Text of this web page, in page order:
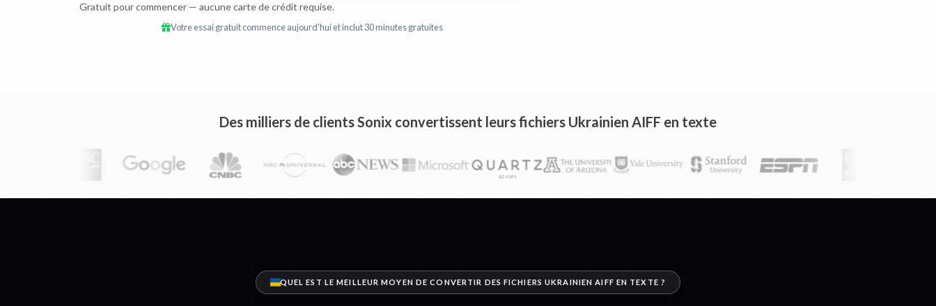
Gratuit pour commencer — aucune carte de crédit requise.
Votre essai gratuit commence aujourd'hui et inclut 30 minutes gratuites
Des milliers de clients Sonix convertissent leurs fichiers Ukrainien AIFF en texte
QUEL EST LE MEILLEUR MOYEN DE CONVERTIR DES FICHIERS UKRAINIEN AIFF EN TEXTE ?